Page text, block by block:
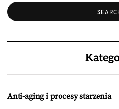
Anti-aging i procesy starzenia